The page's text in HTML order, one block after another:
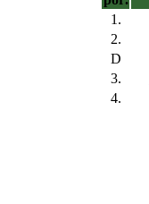
1.
2.
D
3.
4.